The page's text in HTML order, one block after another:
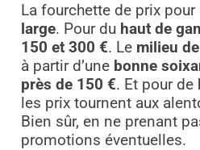
La fourchette de prix
large. Pour du haut de
150 et 300 €. Le milieu
à partir d’une bonne
près de 150 €. Et pour de
les prix tournent aux
Bien sûr, en ne prenant
promotions éventuelles.